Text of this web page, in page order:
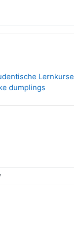
Lernkurse
dumplings